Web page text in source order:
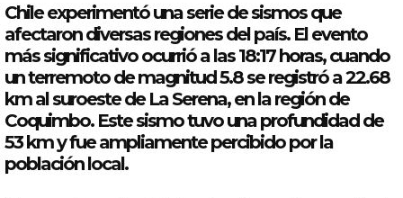
Chileexperimentó una serie de sismos que
afectaron diversas regiones del país. El evento
más significativo ocurrió alas18:17 horas, cuando
un terremoto de magnitud5.8se registró a 22.68
km al suroeste de La Serena, en la región de
Coquimbo. Estesismotuvo una profundidad de
53 km y fue ampliamente percibido por la
población local.